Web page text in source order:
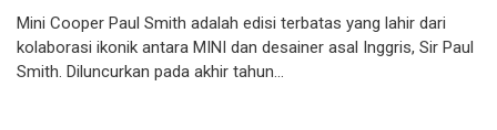
Mini Cooper Paul Smith adalah edisi terbatas yang lahir dari
kolaborasi ikonik antara MINI dan desainer asal Inggris, Sir Paul
Smith. Diluncurkan pada akhir tahun…